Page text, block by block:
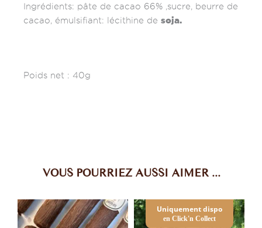
Ingrédients: pâte de cacao 66% ,sucre, beurre de
cacao, émulsifiant: lécithine de soja.
Poids net : 40g
VOUS POURRIEZ AUSSI AIMER ...
Uniquement dispo
en Click'n Collect
Ce